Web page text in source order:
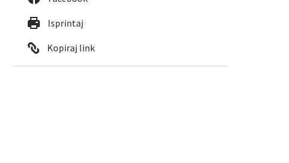
Isprintaj
Kopiraj link